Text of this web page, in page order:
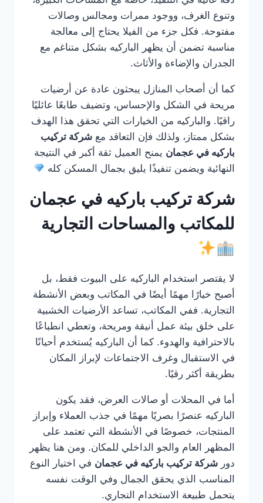
وتنوع الغرف، ووجود ممرات ومجالس وصالات
مفتوحة. فكل جزء من الفيلا يحتاج إلى معالجة
مناسبة تضمن أن يظهر الباركيه بشكل متناغم مع
الجدران والإضاءة والأثاث.
كما أن أصحاب المنازل يبحثون عادة عن أرضيات
مريحة في الشكل والإحساس، وتضيف طابعًا عائليًا
راقيًا. والباركيه من الخيارات التي تحقق هذا الهدف
بشكل ممتاز، ولذلك فإن التعاقد مع شركة تركيب
باركيه في عجمان يمنح العميل ثقة أكبر في النتيجة
النهائية ويضمن تنفيذًا يليق بجمال المسكن كله
شركة تركيب باركيه في عجمان
للمكاتب والمساحات التجارية
لا يقتصر استخدام الباركيه على البيوت فقط، بل
أصبح خيارًا مهمًا أيضًا في المكاتب وبعض الأنشطة
التجارية. ففي المكاتب، تساعد الأرضيات الخشبية
على خلق بيئة عمل أنيقة ومريحة، وتعطي انطباعًا
بالاحترافية والهدوء. كما أن الباركيه يُستخدم أحيانًا
في الاستقبال وغرف الاجتماعات لإبراز المكان
بطريقة أكثر رقيًا.
أما في المحلات أو صالات العرض، فقد يكون
الباركيه عنصرًا بصريًا مهمًا في جذب العملاء وإبراز
المنتجات، خصوصًا في الأنشطة التي تعتمد على
المظهر العام والجو الداخلي للمكان. ومن هنا يظهر
دور شركة تركيب باركيه في عجمان في اختيار النوع
المناسب الذي يحقق الجمال وفي الوقت نفسه
يتحمل طبيعة الاستخدام التجاري.